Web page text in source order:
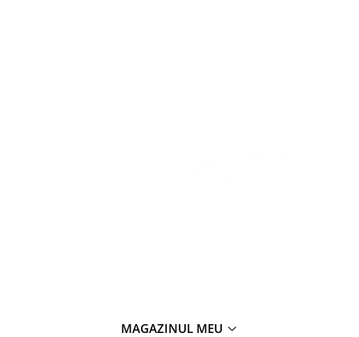
MAGAZINUL MEU